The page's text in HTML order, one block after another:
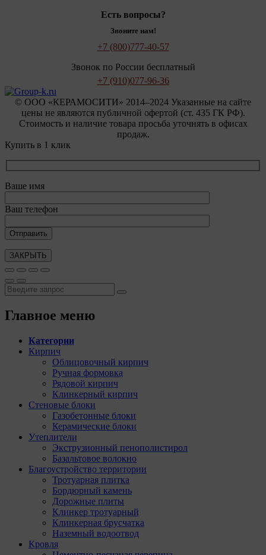
Есть вопросы?
Звоните нам!
+7 (800)777-40-57
Звонок по России бесплатный
+7 (910)077-96-36
© OOO «КЕРАМОСИТИ» 2014–2024 Указанные на сайте
цены не являются публичной офертой (ст. 435 ГК РФ).
Стоимость и наличие товара просьба уточнять в офисах
продаж.
Купить в 1 клик
Ваше имя
Ваш телефон
ЗАКРЫТЬ
Главное меню
Категории
Кирпич
Облицовочный кирпич
Ручная формовка
Рядовой кирпич
Клинкерный кирпич
Стеновые блоки
Газобетонные блоки
Керамические блоки
Утеплители
Экструзионный пенополистирол
Базальтовое волокно
Благоустройство территории
Тротуарная плитка
Бордюрный камень
Дорожные плиты
Клинкер тротуарный
Клинкерная брусчатка
Наземный водоотвод
Кровля